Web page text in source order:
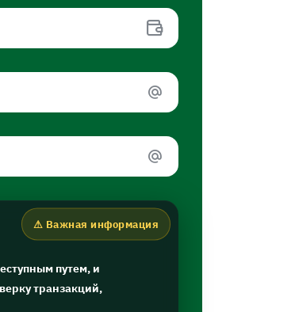
путем, и
транзакций,